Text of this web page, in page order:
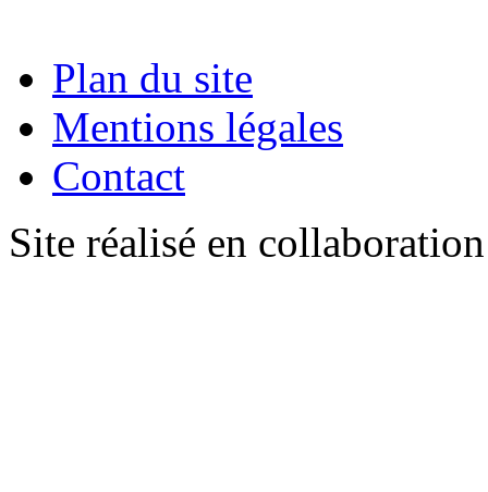
Plan du site
Mentions légales
Contact
Site réalisé en